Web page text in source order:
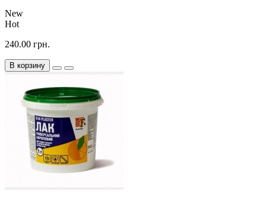
New
Hot
240.00 грн.
В корзину